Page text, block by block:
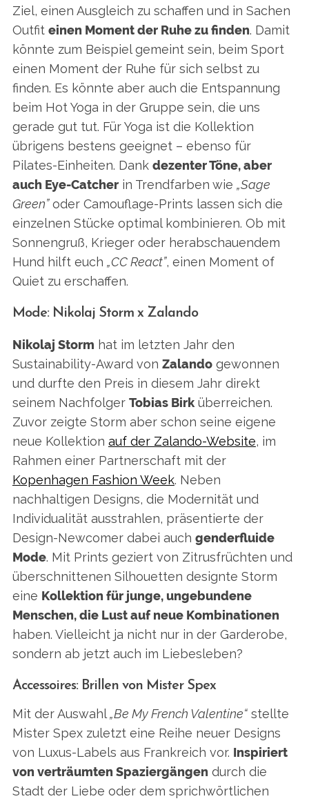
Ziel, einen Ausgleich zu schaffen und in Sachen
Outfit einen Moment der Ruhe zu finden. Damit
könnte zum Beispiel gemeint sein, beim Sport
einen Moment der Ruhe für sich selbst zu
finden. Es könnte aber auch die Entspannung
beim Hot Yoga in der Gruppe sein, die uns
gerade gut tut. Für Yoga ist die Kollektion
übrigens bestens geeignet – ebenso für
Pilates-Einheiten. Dank dezenter Töne, aber
auch Eye-Catcherin Trendfarben wie „Sage
Green”oder Camouflage-Prints lassen sich die
einzelnen Stücke optimal kombinieren. Ob mit
Sonnengruß, Krieger oder herabschauendem
Hund hilft euch „CC React”, einen Moment of
Quiet zu erschaffen.
Mode: Nikolaj Storm x Zalando
Nikolaj Storm hat im letzten Jahr den
Sustainability-Award von Zalandogewonnen
und durfte den Preis in diesem Jahr direkt
seinem Nachfolger Tobias Birküberreichen.
Zuvor zeigte Storm aber schon seine eigene
neue Kollektion auf der Zalando-Website, im
Rahmen einer Partnerschaft mit der
Kopenhagen Fashion Week. Neben
nachhaltigen Designs, die Modernität und
Individualität ausstrahlen, präsentierte der
Design-Newcomer dabei auch genderfluide
Mode. Mit Prints geziert von Zitrusfrüchten und
überschnittenen Silhouetten designte Storm
eine Kollektion für junge, ungebundene
Menschen, die Lust auf neue Kombinationen
haben. Vielleicht ja nicht nur in der Garderobe,
sondern ab jetzt auch im Liebesleben?
Accessoires: Brillen von Mister Spex
Mit der Auswahl„Be My French Valentine“stellte
Mister Spex zuletzt eine Reihe neuer Designs
von Luxus-Labels aus Frankreich vor. Inspiriert
von verträumten Spaziergängen durch die
Stadt der Liebe oder dem sprichwörtlichen